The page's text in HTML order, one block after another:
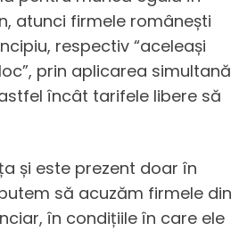
atunci firmele românești
respectiv “aceleași
prin aplicarea simultană
încât tarifele libere să
și este prezent doar în
să acuzăm firmele din
în condițiile în care ele